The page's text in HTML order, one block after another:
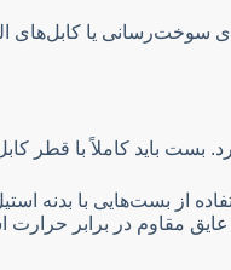
یا کابل‌های
بست باید کاملاً با قطر
از بست‌هایی با بدنه
مقاوم در برابر حرارت